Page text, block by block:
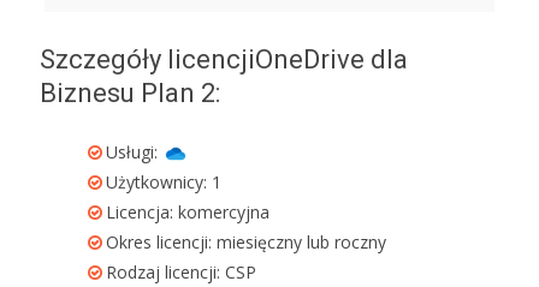
Szczegóły licencjiOneDrive dla
Biznesu Plan 2:
Usługi:
Użytkownicy: 1
Licencja: komercyjna
Okres licencji: miesięczny lub roczny
Rodzaj licencji: CSP